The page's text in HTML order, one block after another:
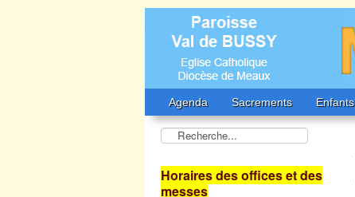
Agenda Sacrements Enfants
Horaires des offices et des
messes